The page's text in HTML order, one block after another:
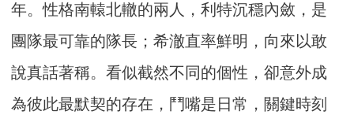
年。性格南轅北轍的兩人，利特沉穩內斂，是
團隊最可靠的隊長；希澈直率鮮明，向來以敢
說真話著稱。看似截然不同的個性，卻意外成
為彼此最默契的存在，鬥嘴是日常，關鍵時刻